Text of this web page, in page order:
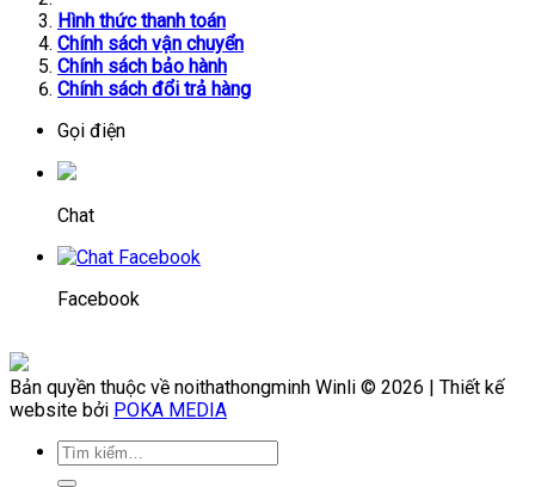
Hình thức thanh toán
Chính sách vận chuyển
Chính sách bảo hành
Chính sách đổi trả hàng
Gọi điện
Chat
Facebook
Bản quyền thuộc về noithathongminh Winli © 2026 | Thiết kế
website bởi POKA MEDIA